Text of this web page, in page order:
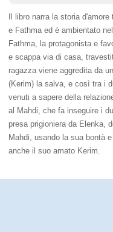
Il libro narra la storia
e Fathma ed è ambientato
Fathma, la protagonista e
e scappa via di casa,
ragazza viene aggredita da
(Kerim) la salva, e così tra i
venuti a sapere della
al Mahdi, che fa inseguire i
presa prigioniera da Elenka,
Mahdi, usando la sua bontà
anche il suo amato Kerim.